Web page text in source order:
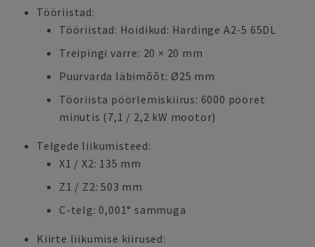
Tööriistad:
Tööriistad: Hoidikud: Hardinge A2-5 65DL
Treipingi varre: 20 × 20 mm
Puurvarda läbimõõt: Ø25 mm
Tööriista pöörlemiskiirus: 6000 pööret
minutis (7,1 / 2,2 kW mootor)
Telgede liikumisteed:
X1 / X2: 135 mm
Z1 / Z2: 503 mm
C-telg: 0,001° sammuga
Kiirte liikumise kiirused: